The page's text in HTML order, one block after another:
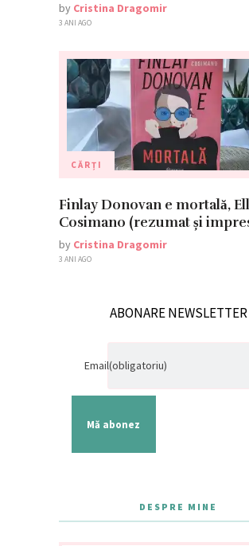
by Cristina Dragomir
3 ANI AGO
CĂRȚI
Finlay Donovan e mortală,
Cosimano (rezumat și
by Cristina Dragomir
3 ANI AGO
ABONARE NEWSLETTER
Email(obligatoriu)
Mă abonez
DESPRE MINE